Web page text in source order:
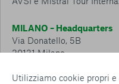
Utilizziamo cookie propri
MILANO – Headquarters
Via Donatello, 5B
20131 Milano